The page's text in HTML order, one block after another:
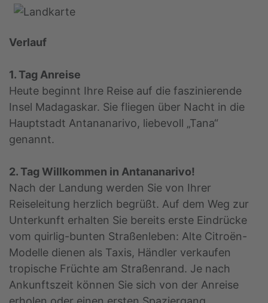
Verlauf
1. Tag Anreise
Heute beginnt Ihre Reise auf die faszinierende
Insel Madagaskar. Sie fliegen über Nacht in die
Hauptstadt Antananarivo, liebevoll „Tana“
genannt.
2. Tag Willkommen in Antananarivo!
Nach der Landung werden Sie von Ihrer
Reiseleitung herzlich begrüßt. Auf dem Weg zur
Unterkunft erhalten Sie bereits erste Eindrücke
vom quirlig-bunten Straßenleben: Alte Citroën-
Modelle dienen als Taxis, Händler verkaufen
tropische Früchte am Straßenrand. Je nach
Ankunftszeit können Sie sich von der Anreise